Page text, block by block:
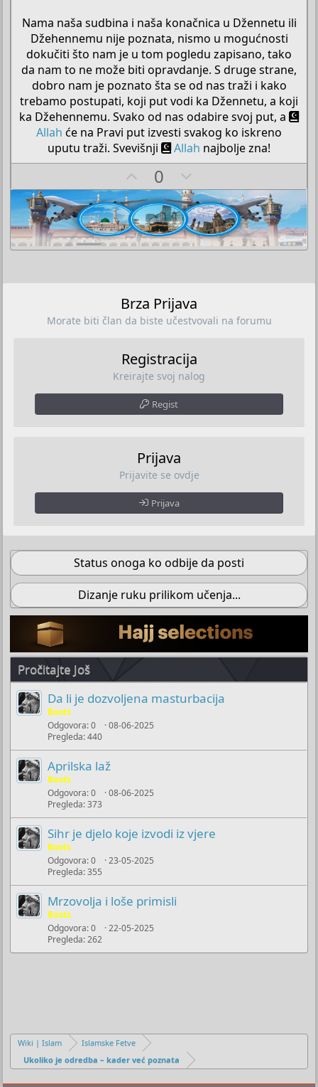
Nama naša sudbina i naša konačnica u Džennetu ili
Džehennemu nije poznata, nismo u mogućnosti
dokučiti što nam je u tom pogledu zapisano, tako
da nam to ne može biti opravdanje. S druge strane,
dobro nam je poznato šta se od nas traži i kako
trebamo postupati, koji put vodi ka Džennetu, a koji
ka Džehennemu. Svako od nas odabire svoj put, a
Allah će na Pravi put izvesti svakog ko iskreno
uputu traži. Svevišnji
Allah najbolje zna!​
U
p
v
o
t
0
o
w
n
v
t
Brza Prijava
Morate biti član da biste učestvovali na forumu
Registracija
Kreirajte svoj nalog
Regist
Prijava
Prijavite se ovdje
Prijava
Status onoga ko odbije da posti
Dizanje ruku prilikom učenja...
Pročitajte Još
Da li je dozvoljena masturbacija
Boots
Odgovora 0
Pregleda 440
08-06-2025
Aprilska laž
Boots
Odgovora 0
Pregleda 373
08-06-2025
Sihr je djelo koje izvodi iz vjere
Boots
Odgovora 0
Pregleda 355
23-05-2025
Mrzovolja i loše primisli
Boots
Odgovora 0
Pregleda 262
22-05-2025
Wiki | Islam
Islamske Fetve
Ukoliko je odredba – kader već poznata